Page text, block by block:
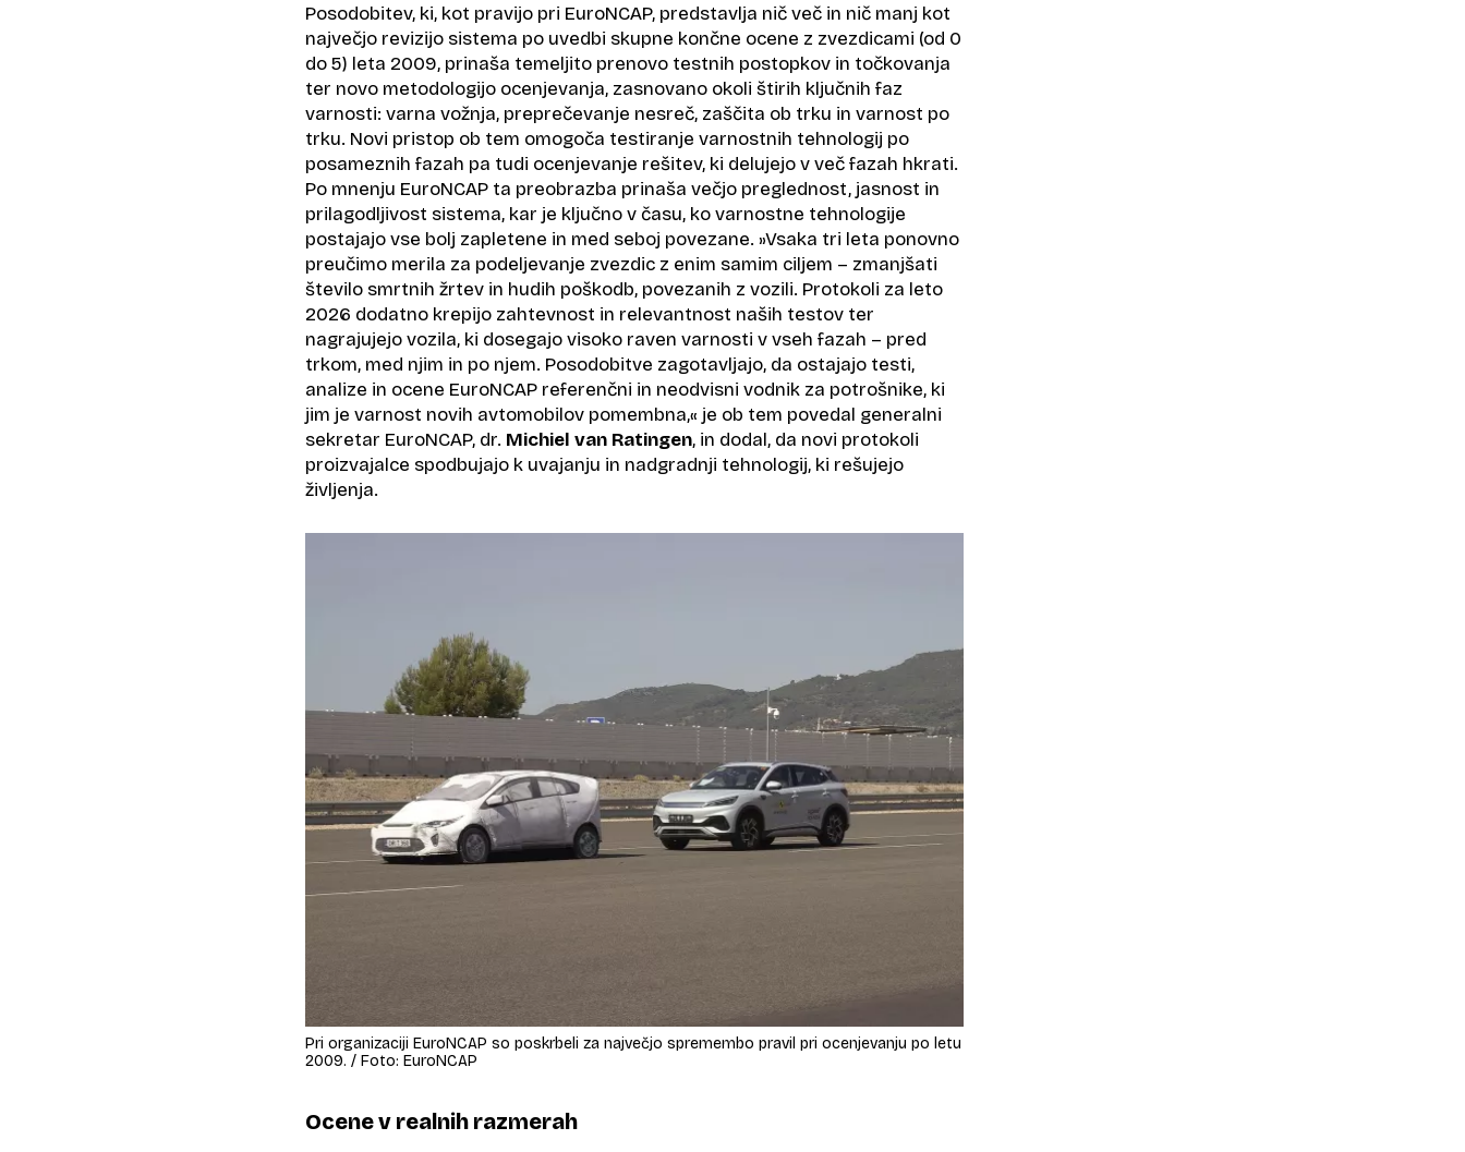
Posodobitev, ki, kot pravijo pri EuroNCAP, predstavlja nič več in nič manj kot
največjo revizijo sistema po uvedbi skupne končne ocene z zvezdicami (od 0
do 5) leta 2009, prinaša temeljito prenovo testnih postopkov in točkovanja
ter novo metodologijo ocenjevanja, zasnovano okoli štirih ključnih faz
varnosti: varna vožnja, preprečevanje nesreč, zaščita ob trku in varnost po
trku. Novi pristop ob tem omogoča testiranje varnostnih tehnologij po
posameznih fazah pa tudi ocenjevanje rešitev, ki delujejo v več fazah hkrati.
Po mnenju EuroNCAP ta preobrazba prinaša večjo preglednost, jasnost in
prilagodljivost sistema, kar je ključno v času, ko varnostne tehnologije
postajajo vse bolj zapletene in med seboj povezane. »Vsaka tri leta ponovno
preučimo merila za podeljevanje zvezdic z enim samim ciljem – zmanjšati
število smrtnih žrtev in hudih poškodb, povezanih z vozili. Protokoli za leto
2026 dodatno krepijo zahtevnost in relevantnost naših testov ter
nagrajujejo vozila, ki dosegajo visoko raven varnosti v vseh fazah – pred
trkom, med njim in po njem. Posodobitve zagotavljajo, da ostajajo testi,
analize in ocene EuroNCAP referenčni in neodvisni vodnik za potrošnike, ki
jim je varnost novih avtomobilov pomembna,« je ob tem povedal generalni
sekretar EuroNCAP, dr. Michiel van Ratingen, in dodal, da novi protokoli
proizvajalce spodbujajo k uvajanju in nadgradnji tehnologij, ki rešujejo
življenja.
Pri organizaciji EuroNCAP so poskrbeli za največjo spremembo pravil pri ocenjevanju po letu
2009. / Foto: EuroNCAP
Ocene v realnih razmerah